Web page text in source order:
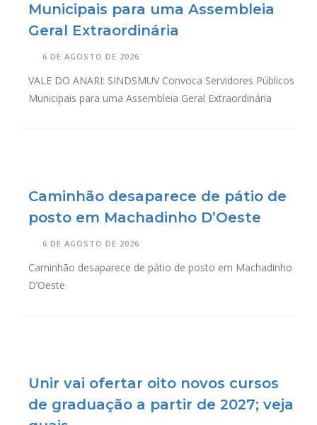
Municipais para uma Assembleia
Geral Extraordinária
6 DE AGOSTO DE 2026
VALE DO ANARI: SINDSMUV Convoca Servidores Públicos
Municipais para uma Assembleia Geral Extraordinária
Caminhão desaparece de pátio de
posto em Machadinho D’Oeste
6 DE AGOSTO DE 2026
Caminhão desaparece de pátio de posto em Machadinho
D’Oeste
Unir vai ofertar oito novos cursos
de graduação a partir de 2027; veja